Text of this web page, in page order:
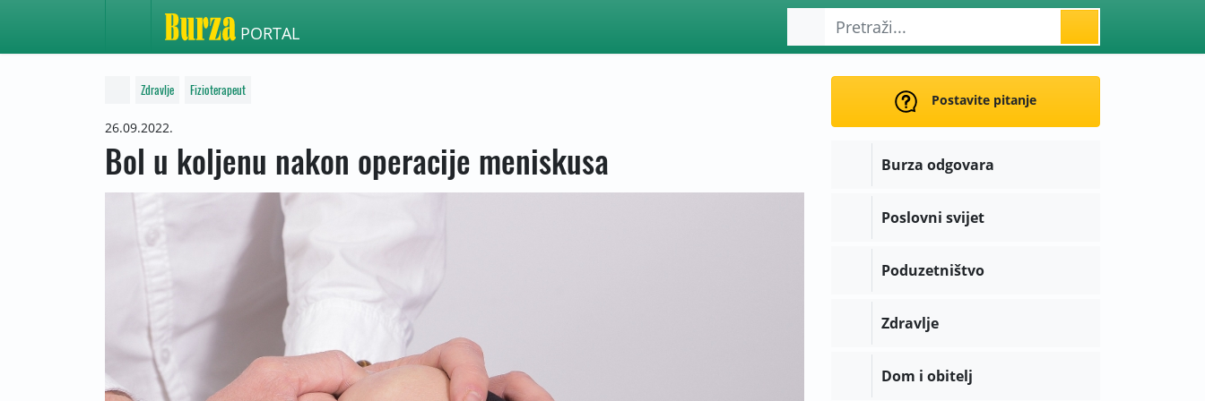
PORTAL
Zdravlje Fizioterapeut
26.09.2022.
Bol u koljenu nakon operacije meniskusa
Postavite pitanje
Burza odgovara
Poslovni svijet
Poduzetništvo
Zdravlje
Dom i obitelj